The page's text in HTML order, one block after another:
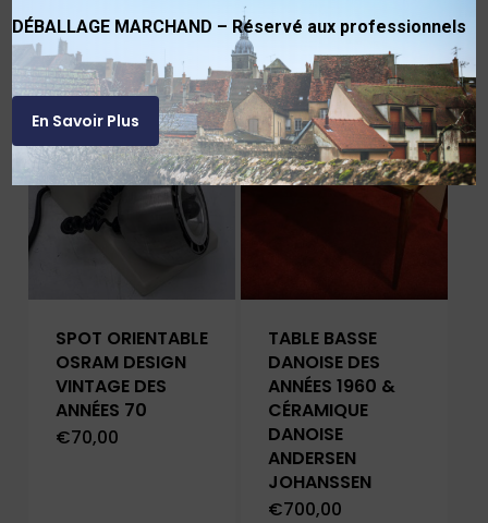
Produits similaires
SPOT ORIENTABLE
OSRAM DESIGN
VINTAGE DES
ANNÉES 70
€70,00
TABLE BASSE
DANOISE DES
ANNÉES 1960 &
CÉRAMIQUE
DANOISE
ANDERSEN
JOHANSSEN
€700,00
VENDU
DÉBALLAGE MARCHAND – Réservé aux professionnels
En Savoir Plus